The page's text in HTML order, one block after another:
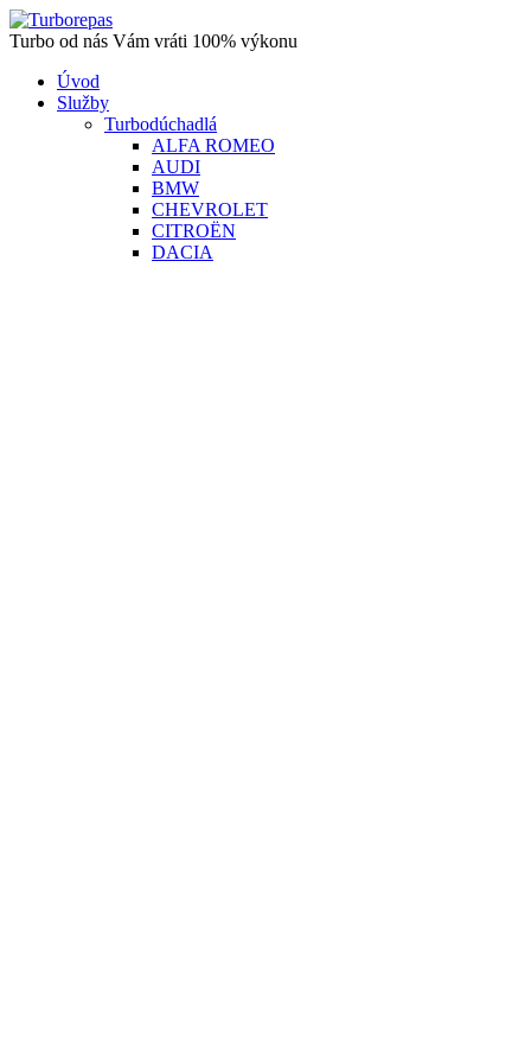
Turbo od nás Vám vráti 100% výkonu
Úvod
Služby
Turbodúchadlá
ALFA ROMEO
AUDI
BMW
CHEVROLET
CITROËN
DACIA